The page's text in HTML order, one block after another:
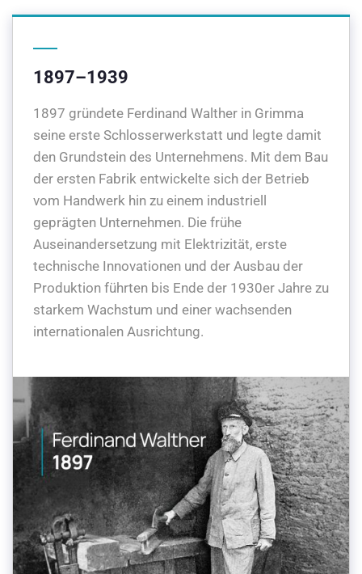
1897–1939
1897 gründete Ferdinand Walther in Grimma
seine erste Schlosserwerkstatt und legte damit
den Grundstein des Unternehmens. Mit dem Bau
der ersten Fabrik entwickelte sich der Betrieb
vom Handwerk hin zu einem industriell
geprägten Unternehmen. Die frühe
Auseinandersetzung mit Elektrizität, erste
technische Innovationen und der Ausbau der
Produktion führten bis Ende der 1930er Jahre zu
starkem Wachstum und einer wachsenden
internationalen Ausrichtung.